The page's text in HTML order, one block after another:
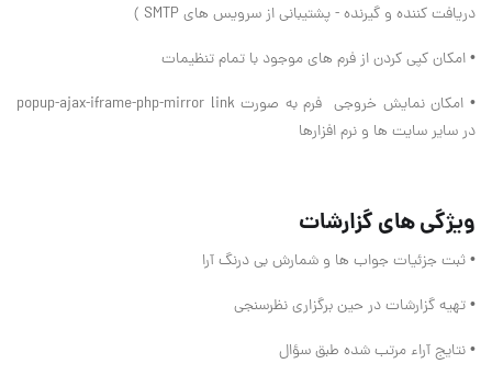
دریافت کننده و گیرنده - پشتیبانی از سرویس های SMTP )
• امکان کپی کردن از فرم های موجود با تمام تنظیمات
• امکان نمایش خروجی فرم به صورت popup-ajax-iframe-php-mirror link
در سایر سایت ها و نرم افزارها
ویژگی های گزارشات
• ثبت جزئيات جواب ها و شمارش بی درنگ آرا
• تهيه گزارشات در حين برگزاری نظرسنجی
• نتایج آراء مرتب شده طبق سؤال